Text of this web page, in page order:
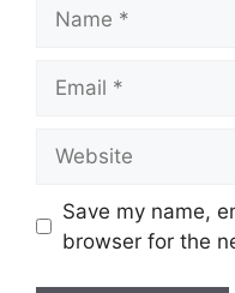
Save my name,
browser for the